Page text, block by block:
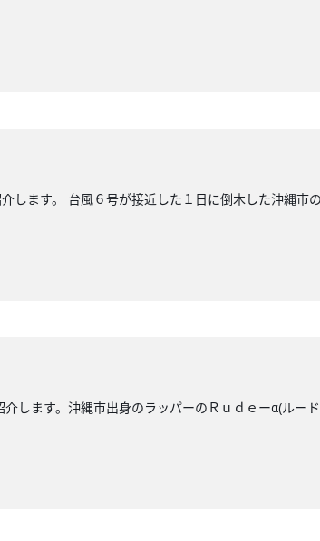
します。 台風６号が接近した１日に倒木した沖縄市
します。沖縄市出身のラッパーのＲｕｄｅーα(ルー